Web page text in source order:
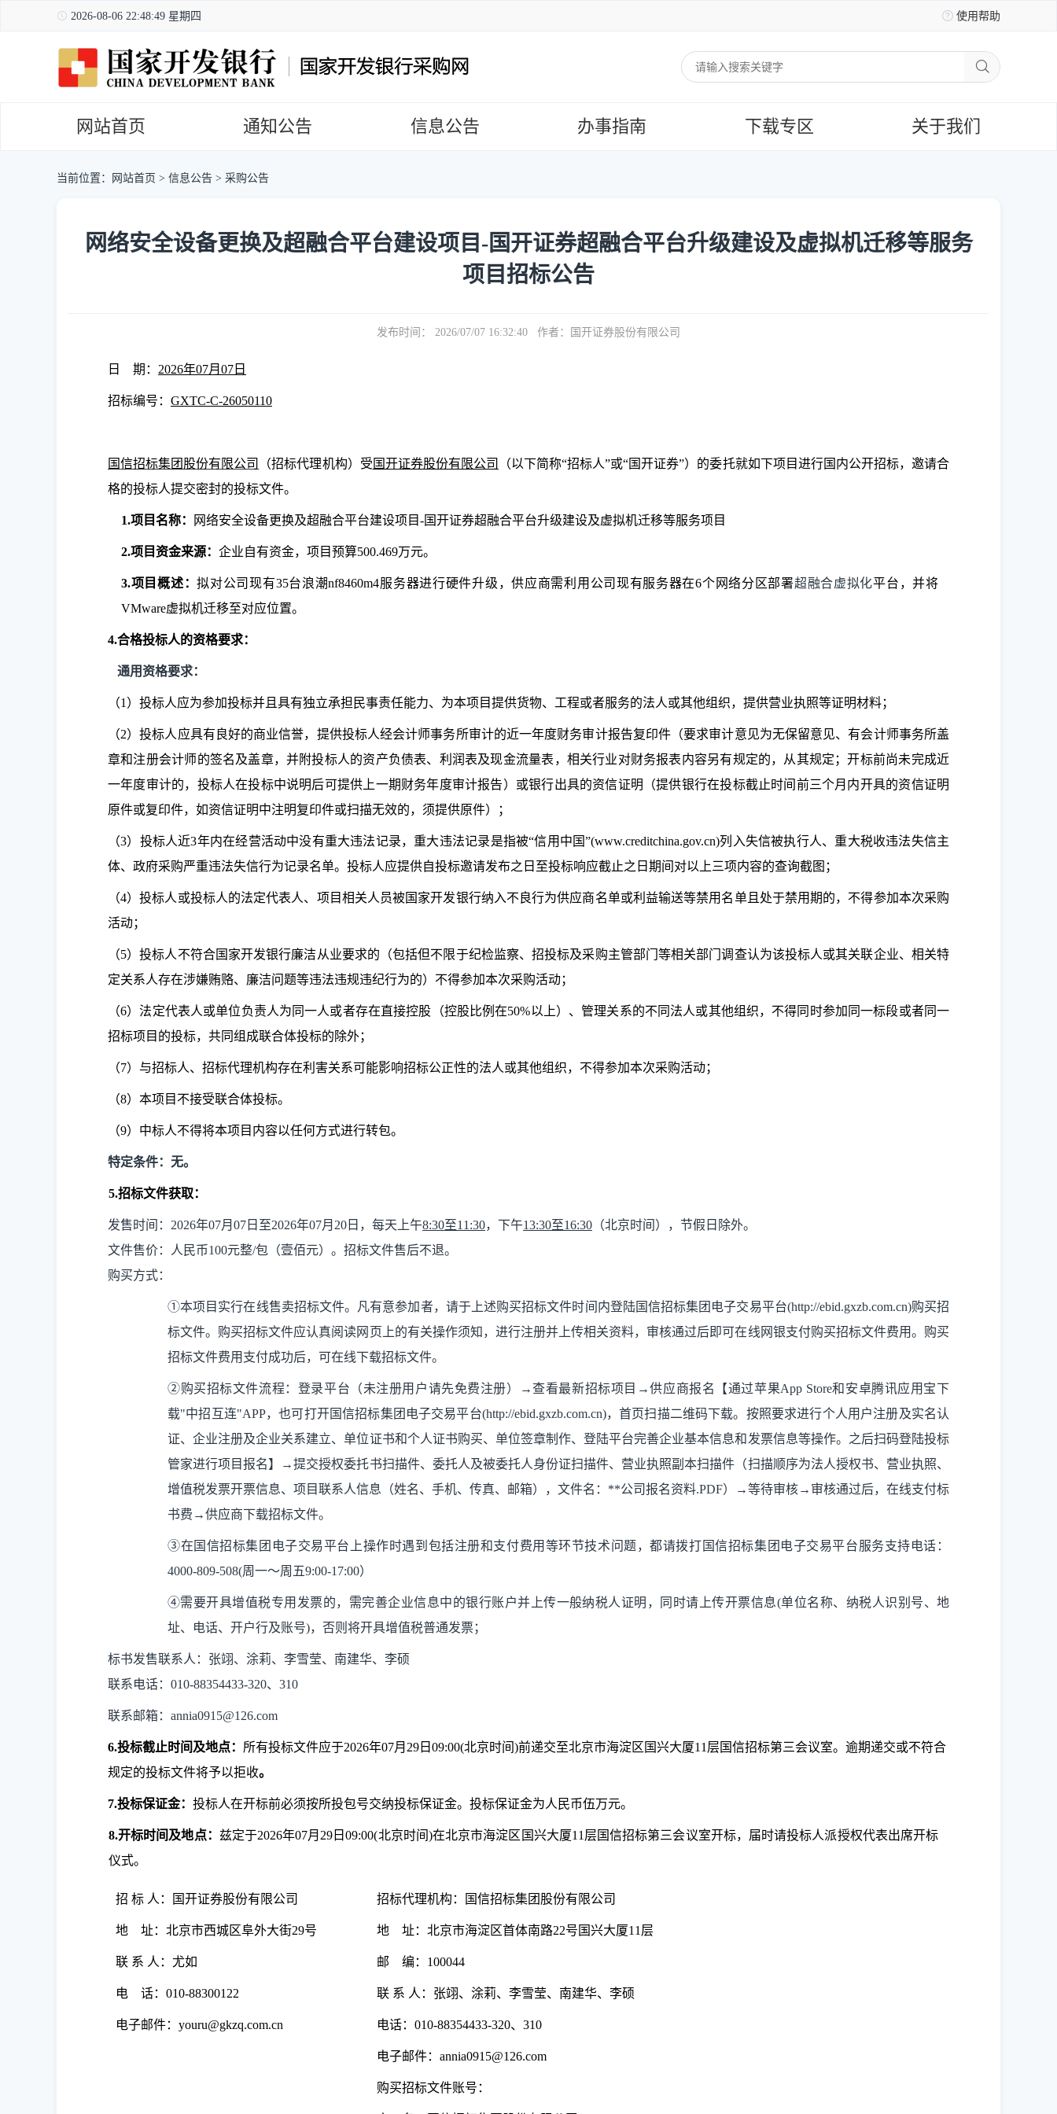
2026-08-06 22:48:50 星期四 使用帮助
网站首页 通知公告 信息公告 办事指南 下载专区 关于我们
当前位置： 网站首页 > 信息公告 > 采购公告
网络安全设备更换及超融合平台建设项目-国开证券超融合平台升级建设及虚拟机迁移等服务
项目招标公告
发布时间： 2026/07/07 16:32:40 作者：国开证券股份有限公司
日 期： 2026年07月07日
招标编号： GXTC-C-26050110
国信招标集团股份有限公司 （招标代理机构）受 国开证券股份有限公司
（以下简称“招标人”或“国开证券”）的委托就如下项目进行国内公开招标，邀请合
格的投标人提交密封的投标文件。
1.项目名称： 网络安全设备更换及超融合平台建设项目-国开证券超融合平台升级建设及虚拟机迁移等服务项目
2.项目资金来源： 企业自有资金，项目预算500.469万元。
3.项目概述：拟对公司现有35台浪潮nf8460m4服务器进行硬件升级，供应商需利用公司现有服务器在6个网络分区部署超融合虚拟化平台，并将
VMware虚拟机迁移至对应位置。
4.合格投标人的资格要求：
通用资格要求：
（1）投标人应为参加投标并且具有独立承担民事责任能力、为本项目提供货物、工程或者服务的法人或其他组织，提供营业执照等证明材料；
（2）投标人应具有良好的商业信誉，提供投标人经会计师事务所审计的近一年度财务审计报告复印件（要求审计意见为无保留意见、有会计师事务所盖
章和注册会计师的签名及盖章，并附投标人的资产负债表、利润表及现金流量表，相关行业对财务报表内容另有规定的，从其规定；开标前尚未完成近
一年度审计的，投标人在投标中说明后可提供上一期财务年度审计报告）或银行出具的资信证明（提供银行在投标截止时间前三个月内开具的资信证明
原件或复印件，如资信证明中注明复印件或扫描无效的，须提供原件）；
（3）投标人近3年内在经营活动中没有重大违法记录，重大违法记录是指被“信用中国”(www.creditchina.gov.cn)列入失信被执行人、重大税收违法失信主
体、政府采购严重违法失信行为记录名单。投标人应提供自投标邀请发布之日至投标响应截止之日期间对以上三项内容的查询截图；
（4）投标人或投标人的法定代表人、项目相关人员被国家开发银行纳入不良行为供应商名单或利益输送等禁用名单且处于禁用期的，不得参加本次采购
活动；
（5）投标人不符合国家开发银行廉洁从业要求的（包括但不限于纪检监察、招投标及采购主管部门等相关部门调查认为该投标人或其关联企业、相关特
定关系人存在涉嫌贿赂、廉洁问题等违法违规违纪行为的）不得参加本次采购活动；
（6）法定代表人或单位负责人为同一人或者存在直接控股（控股比例在50%以上）、管理关系的不同法人或其他组织，不得同时参加同一标段或者同一
招标项目的投标，共同组成联合体投标的除外；
（7）与招标人、招标代理机构存在利害关系可能影响招标公正性的法人或其他组织，不得参加本次采购活动；
（8）本项目不接受联合体投标。
（9）中标人不得将本项目内容以任何方式进行转包。
特定条件：无。
5.招标文件获取：
发售时间：2026年07月07日至2026年07月20日，每天上午8:30至11:30，下午13:30至16:30 （北京时间），节假日除外。
文件售价：人民币100元整/包（壹佰元）。招标文件售后不退。
购买方式：
①本项目实行在线售卖招标文件。凡有意参加者，请于上述购买招标文件时间内登陆国信招标集团电子交易平台(http://ebid.gxzb.com.cn)购买招
标文件。购买招标文件应认真阅读网页上的有关操作须知，进行注册并上传相关资料，审核通过后即可在线网银支付购买招标文件费用。购买
招标文件费用支付成功后，可在线下载招标文件。
②购买招标文件流程：登录平台（未注册用户请先免费注册）→查看最新招标项目→供应商报名【通过苹果App Store和安卓腾讯应用宝下
载"中招互连"APP，也可打开国信招标集团电子交易平台(http://ebid.gxzb.com.cn)，首页扫描二维码下载。按照要求进行个人用户注册及实名认
证、企业注册及企业关系建立、单位证书和个人证书购买、单位签章制作、登陆平台完善企业基本信息和发票信息等操作。之后扫码登陆投标
管家进行项目报名】→提交授权委托书扫描件、委托人及被委托人身份证扫描件、营业执照副本扫描件（扫描顺序为法人授权书、营业执照、
增值税发票开票信息、项目联系人信息（姓名、手机、传真、邮箱），文件名：**公司报名资料.PDF）→等待审核→审核通过后，在线支付标
书费→供应商下载招标文件。
③在国信招标集团电子交易平台上操作时遇到包括注册和支付费用等环节技术问题，都请拨打国信招标集团电子交易平台服务支持电话：
4000-809-508(周一～周五9:00-17:00）
④需要开具增值税专用发票的，需完善企业信息中的银行账户并上传一般纳税人证明，同时请上传开票信息(单位名称、纳税人识别号、地
址、电话、开户行及账号)，否则将开具增值税普通发票；
标书发售联系人：张翊、涂莉、李雪莹、南建华、李硕
联系电话：010-88354433-320、310
联系邮箱： annia0915@126.com
6.投标截止时间及地点： 所有投标文件应于2026年07月 29 日 09:00(北京时间)前递交至北京市海淀区国兴大厦11 层国信招标第三会议室。逾期递交或不符合
规定的投标文件将予以拒收。
7.投标保证金： 投标人在开标前必须按所投包号交纳投标保证金。投标保证金为人民币伍万元。
8.开标时间及地点： 兹定于2026年07月 29 日09:00(北京时间)在北京市海淀区国兴大厦11 层国信招标第三会议室开标，届时请投标人派授权代表出席开标
仪式。
招 标 人：国开证券股份有限公司
地 址：北京市西城区阜外大街29号
联 系 人：尤如
电 话：010-88300122
电子邮件：youru@gkzq.com.cn
招标代理机构：国信招标集团股份有限公司
地 址：北京市海淀区首体南路22号国兴大厦11层
邮 编：100044
联 系 人：张翊、涂莉、李雪莹、南建华、李硕
电话：010-88354433-320、310
电子邮件： annia0915@126.com
购买招标文件账号：